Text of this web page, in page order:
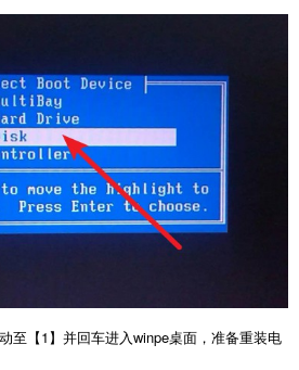
至【1】并回车进入winpe桌面，准备重装电